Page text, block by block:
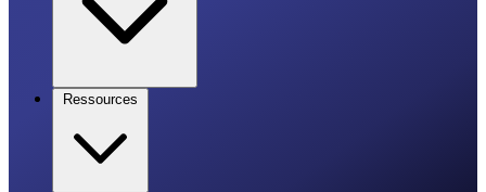
Ressources